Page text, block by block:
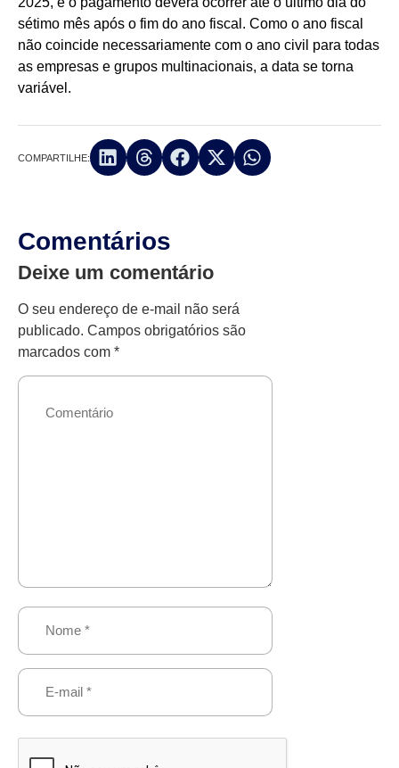
sétimo mês após o fim do ano fiscal. Como o ano fiscal
não coincide necessariamente com o ano civil para todas
as empresas e grupos multinacionais, a data se torna
variável.
COMPARTILHE:
Comentários
Deixe um comentário
O seu endereço de e-mail não será
publicado. Campos obrigatórios são
marcados com *